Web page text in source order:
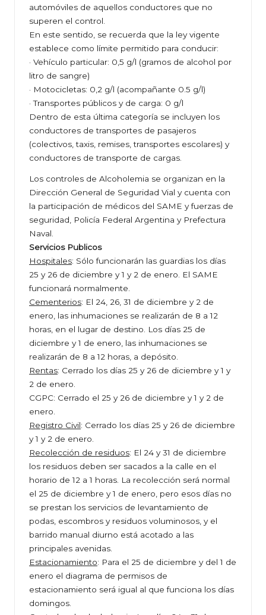
automóviles de aquellos conductores que no
superen el control.
En este sentido, se recuerda que la ley vigente
establece como límite permitido para conducir:
· Vehículo particular: 0,5 g/l (gramos de alcohol por
litro de sangre)
· Motocicletas: 0,2 g/l (acompañante 0.5 g/l)
· Transportes públicos y de carga: 0 g/l
Dentro de esta última categoría se incluyen los
conductores de transportes de pasajeros
(colectivos, taxis, remises, transportes escolares) y
conductores de transporte de cargas.
Los controles de Alcoholemia se organizan en la
Dirección General de Seguridad Vial y cuenta con
la participación de médicos del SAME y fuerzas de
seguridad, Policía Federal Argentina y Prefectura
Naval.
Servicios Publicos
Hospitales: Sólo funcionarán las guardias los días
25 y 26 de diciembre y 1 y 2 de enero. El SAME
funcionará normalmente.
Cementerios: El 24, 26, 31 de diciembre y 2 de
enero, las inhumaciones se realizarán de 8 a 12
horas, en el lugar de destino. Los días 25 de
diciembre y 1 de enero, las inhumaciones se
realizarán de 8 a 12 horas, a depósito.
Rentas: Cerrado los días 25 y 26 de diciembre y 1 y
2 de enero.
CGPC: Cerrado el 25 y 26 de diciembre y 1 y 2 de
enero.
Registro Civil: Cerrado los días 25 y 26 de diciembre
y 1 y 2 de enero.
Recolección de residuos: El 24 y 31 de diciembre
los residuos deben ser sacados a la calle en el
horario de 12 a 1 horas. La recolección será normal
el 25 de diciembre y 1 de enero, pero esos días no
se prestan los servicios de levantamiento de
podas, escombros y residuos voluminosos, y el
barrido manual diurno está acotado a las
principales avenidas.
Estacionamiento: Para el 25 de diciembre y del 1 de
enero el diagrama de permisos de
estacionamiento será igual al que funciona los días
domingos.